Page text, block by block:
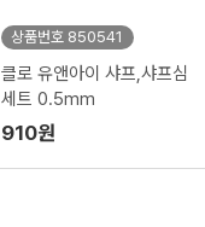
상품번호 850541
클로 유앤아이 샤프,샤프심
세트 0.5mm
910원